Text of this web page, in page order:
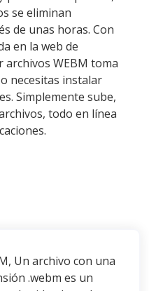
se eliminan
de unas horas. Con
en la web de
WEBM toma
necesitas instalar
Simplemente sube,
todo en línea
Un archivo con una
.webm es un